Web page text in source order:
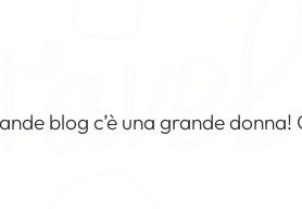
blog c’è una grande